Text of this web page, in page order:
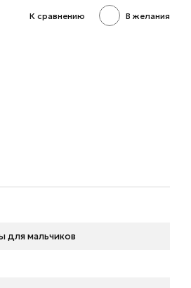
К сравнению В желания
для мальчиков